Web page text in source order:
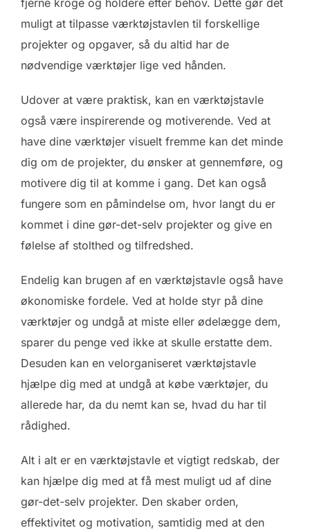
muligt at tilpasse værktøjstavlen til forskellige
projekter og opgaver, så du altid har de
nødvendige værktøjer lige ved hånden.
Udover at være praktisk, kan en værktøjstavle
også være inspirerende og motiverende. Ved at
have dine værktøjer visuelt fremme kan det minde
dig om de projekter, du ønsker at gennemføre, og
motivere dig til at komme i gang. Det kan også
fungere som en påmindelse om, hvor langt du er
kommet i dine gør-det-selv projekter og give en
følelse af stolthed og tilfredshed.
Endelig kan brugen af en værktøjstavle også have
økonomiske fordele. Ved at holde styr på dine
værktøjer og undgå at miste eller ødelægge dem,
sparer du penge ved ikke at skulle erstatte dem.
Desuden kan en velorganiseret værktøjstavle
hjælpe dig med at undgå at købe værktøjer, du
allerede har, da du nemt kan se, hvad du har til
rådighed.
Alt i alt er en værktøjstavle et vigtigt redskab, der
kan hjælpe dig med at få mest muligt ud af dine
gør-det-selv projekter. Den skaber orden,
effektivitet og motivation, samtidig med at den